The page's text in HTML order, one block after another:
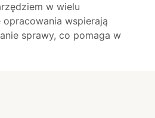
w wielu
wspierają
sprawy, co pomaga w